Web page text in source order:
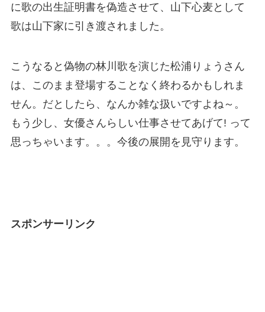
に歌の出生証明書を偽造させて、山下心麦として
歌は山下家に引き渡されました。
こうなると偽物の林川歌を演じた松浦りょうさん
は、このまま登場することなく終わるかもしれま
せん。だとしたら、なんか雑な扱いですよね～。
もう少し、女優さんらしい仕事させてあげて! って
思っちゃいます。。。今後の展開を見守ります。
スポンサーリンク